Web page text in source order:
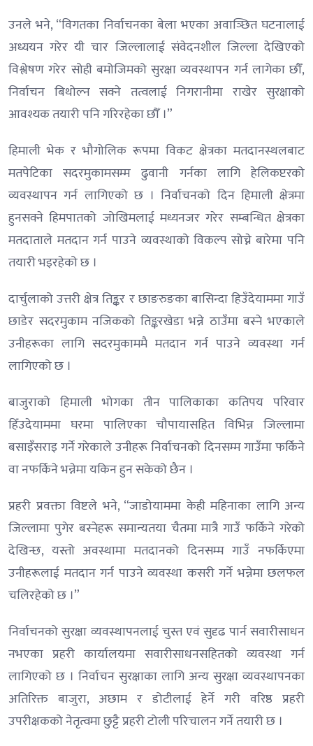
उनले भने, “विगतका निर्वाचनका बेला भएका अवाञ्छित घटनालाई
अध्ययन गरेर यी चार जिल्लालाई संवेदनशील जिल्ला देखिएको
विश्लेषण गरेर सोही बमोजिमको सुरक्षा व्यवस्थापन गर्न लागेका छौँ,
निर्वाचन बिथोल्न सक्ने तत्वलाई निगरानीमा राखेर सुरक्षाको
आवश्यक तयारी पनि गरिरहेका छौँ ।”
हिमाली भेक र भौगोलिक रूपमा विकट क्षेत्रका मतदानस्थलबाट
मतपेटिका सदरमुकामसम्म ढुवानी गर्नका लागि हेलिकप्टरको
व्यवस्थापन गर्न लागिएको छ । निर्वाचनको दिन हिमाली क्षेत्रमा
हुनसक्ने हिमपातको जोखिमलाई मध्यनजर गरेर सम्बन्धित क्षेत्रका
मतदाताले मतदान गर्न पाउने व्यवस्थाको विकल्प सोच्ने बारेमा पनि
तयारी भइरहेको छ ।
दार्चुलाको उत्तरी क्षेत्र तिङ्कर र छाङरुङका बासिन्दा हिउँदेयाममा गाउँ
छाडेर सदरमुकाम नजिकको तिङ्करखेडा भन्ने ठाउँमा बस्ने भएकाले
उनीहरूका लागि सदरमुकाममै मतदान गर्न पाउने व्यवस्था गर्न
लागिएको छ ।
बाजुराको हिमाली भोगका तीन पालिकाका कतिपय परिवार
हिँउदेयाममा घरमा पालिएका चौपायासहित विभिन्न जिल्लामा
बसाइँसराइ गर्ने गरेकाले उनीहरू निर्वाचनको दिनसम्म गाउँमा फर्किने
वा नफर्किने भन्नेमा यकिन हुन सकेको छैन ।
प्रहरी प्रवक्ता विष्टले भने, “जाडोयाममा केही महिनाका लागि अन्य
जिल्लामा पुगेर बस्नेहरू समान्यतया चैतमा मात्रै गाउँ फर्किने गरेको
देखिन्छ, यस्तो अवस्थामा मतदानको दिनसम्म गाउँ नफर्किएमा
उनीहरूलाई मतदान गर्न पाउने व्यवस्था कसरी गर्ने भन्नेमा छलफल
चलिरहेको छ ।”
निर्वाचनको सुरक्षा व्यवस्थापनलाई चुस्त एवं सुदृढ पार्न सवारीसाधन
नभएका प्रहरी कार्यालयमा सवारीसाधनसहितको व्यवस्था गर्न
लागिएको छ । निर्वाचन सुरक्षाका लागि अन्य सुरक्षा व्यवस्थापनका
अतिरिक्त बाजुरा, अछाम र डोटीलाई हेर्ने गरी वरिष्ठ प्रहरी
उपरीक्षकको नेतृत्वमा छुट्टै प्रहरी टोली परिचालन गर्ने तयारी छ ।